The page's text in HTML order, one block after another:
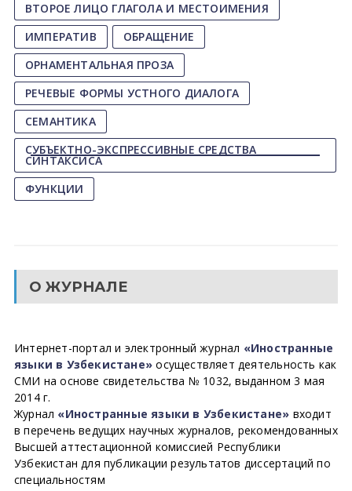
ВТОРОЕ ЛИЦО ГЛАГОЛА И МЕСТОИМЕНИЯ
ИМПЕРАТИВ
ОБРАЩЕНИЕ
ОРНАМЕНТАЛЬНАЯ ПРОЗА
РЕЧЕВЫЕ ФОРМЫ УСТНОГО ДИАЛОГА
СЕМАНТИКА
СУБЪЕКТНО-ЭКСПРЕССИВНЫЕ СРЕДСТВА
СИНТАКСИСА
ФУНКЦИИ
О ЖУРНАЛЕ
Интернет-портал и электронный журнал «Иностранные
языки в Узбекистане» осуществляет деятельность как
СМИ на основе свидетельства № 1032, выданном 3 мая
2014 г.
Журнал «Иностранные языки в Узбекистане» входит
в перечень ведущих научных журналов, рекомендованных
Высшей аттестационной комиссией Республики
Узбекистан для публикации результатов диссертаций по
специальностям